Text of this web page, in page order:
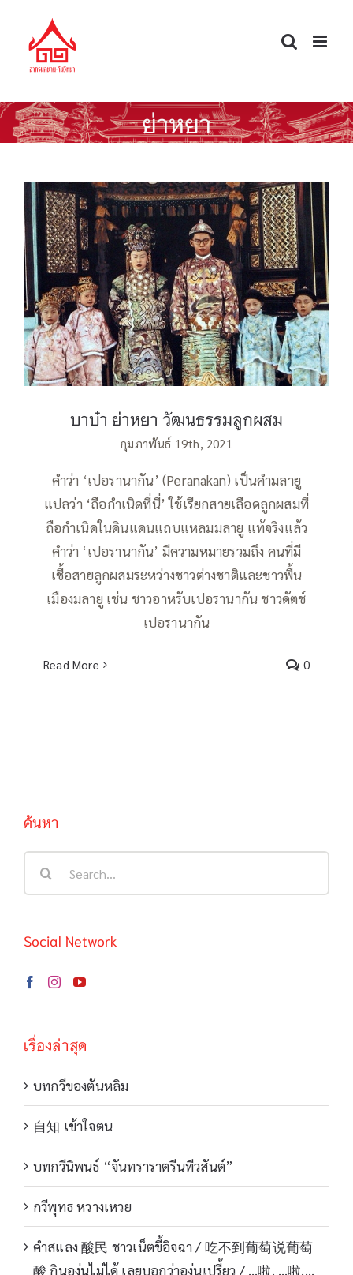
content
ย่าหยา
บาบ๋า ย่าหยา วัฒนธรรมลูกผสม
บาบ๋า ย่าหยา วัฒนธรรมลูกผสม
กุมภาพันธ์ 19th, 2021
คำว่า ‘เปอรานากัน’ (Peranakan) เป็นคำมลายู
แปลว่า ‘ถือกำเนิดที่นี่’ ใช้เรียกสายเลือดลูกผสมที่
ถือกำเนิดในดินแดนแถบแหลมมลายู แท้จริงแล้ว
คำว่า ‘เปอรานากัน’ มีความหมายรวมถึง คนที่มี
เชื้อสายลูกผสมระหว่างชาวต่างชาติและชาวพื้น
เมืองมลายู เช่น ชาวอาหรับเปอรานากัน ชาวดัตช์
เปอรานากัน
Read More 0
ค้นหา
Social Network
เรื่องล่าสุด
บทกวีของตันหลิม
自知 เข้าใจตน
บทกวีนิพนธ์ “จันทราราตรีนทีวสันต์”
กวีพุทธ หวางเหวย
คำสแลง 酸民 ชาวเน็ตขี้อิจฉา / 吃不到葡萄说葡萄
酸 กินองุ่นไม่ได้ เลยบอกว่าองุ่นเปรี้ยว / …啦, …啦,…